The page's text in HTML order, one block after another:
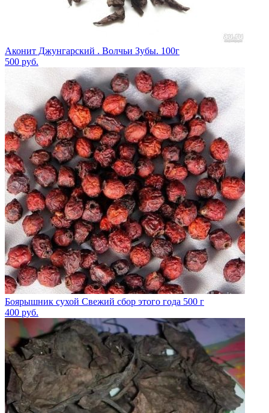
Аконит Джунгарский . Волчьи Зубы. 100г
500 руб.
Боярышник сухой Свежий сбор этого года 500 г
400 руб.